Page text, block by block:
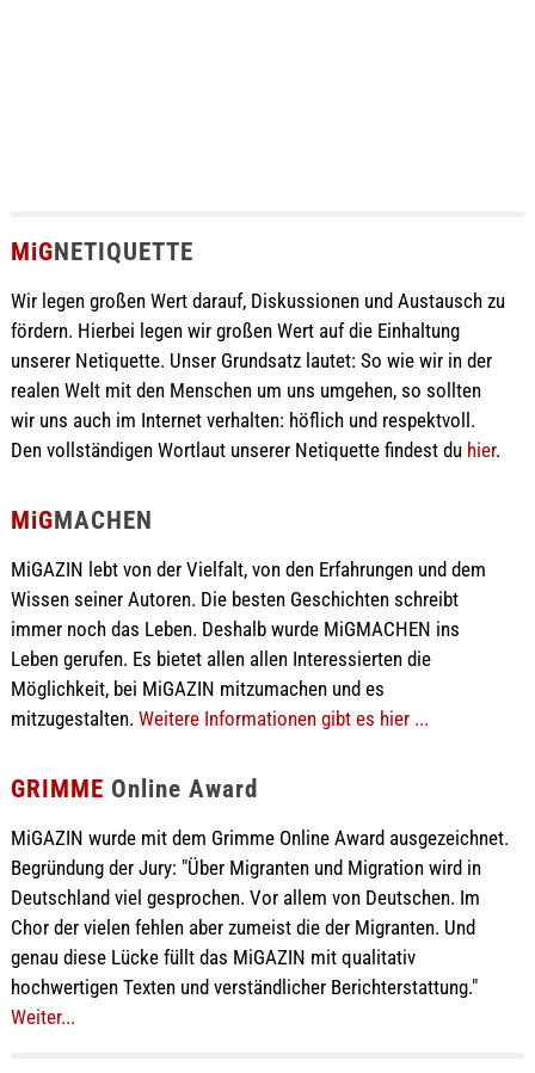
MiGNETIQUETTE
Wir legen großen Wert darauf, Diskussionen und Austausch zu
fördern. Hierbei legen wir großen Wert auf die Einhaltung
unserer Netiquette. Unser Grundsatz lautet: So wie wir in der
realen Welt mit den Menschen um uns umgehen, so sollten
wir uns auch im Internet verhalten: höflich und respektvoll.
Den vollständigen Wortlaut unserer Netiquette findest du hier.
MiGMACHEN
MiGAZIN lebt von der Vielfalt, von den Erfahrungen und dem
Wissen seiner Autoren. Die besten Geschichten schreibt
immer noch das Leben. Deshalb wurde MiGMACHEN ins
Leben gerufen. Es bietet allen allen Interessierten die
Möglichkeit, bei MiGAZIN mitzumachen und es
mitzugestalten. Weitere Informationen gibt es hier ...
GRIMME Online Award
MiGAZIN wurde mit dem Grimme Online Award ausgezeichnet.
Begründung der Jury: "Über Migranten und Migration wird in
Deutschland viel gesprochen. Vor allem von Deutschen. Im
Chor der vielen fehlen aber zumeist die der Migranten. Und
genau diese Lücke füllt das MiGAZIN mit qualitativ
hochwertigen Texten und verständlicher Berichterstattung."
Weiter...